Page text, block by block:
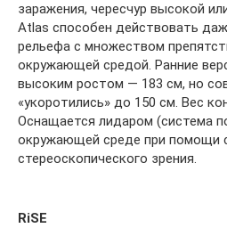
заражения, чересчур высокой
Atlas способен действовать
рельефа с множеством
окружающей средой. Ранние
высоким ростом — 183 см, но
«укоротились» до 150 см. Вес
Оснащается лидаром (система
окружающей среде при помощи
стереоскопического зрения.
RiSE